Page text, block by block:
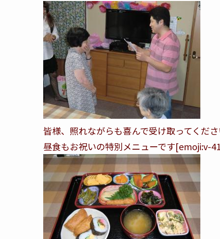
皆様、照れながらも喜んで受け取ってくだ
昼食もお祝いの特別メニューです[emoji:v-